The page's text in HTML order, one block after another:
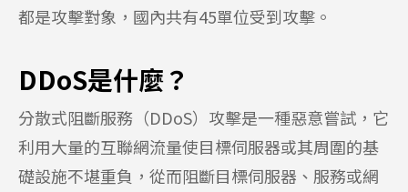
都是攻擊對象，國內共有45單位受到攻擊。
DDoS是什麼？
分散式阻斷服務（DDoS）攻擊是一種惡意嘗試，它
利用大量的互聯網流量使目標伺服器或其周圍的基
礎設施不堪重負，從而阻斷目標伺服器、服務或網